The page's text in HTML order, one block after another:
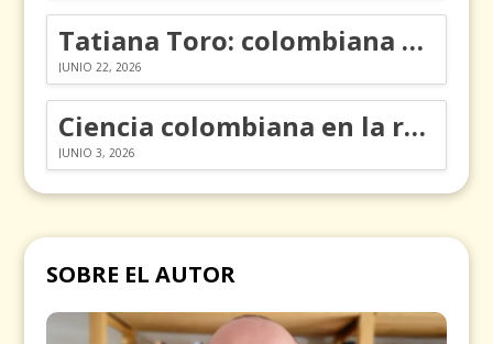
Tatiana Toro: colombiana que cambió la historia de las matemáticas
JUNIO 22, 2026
Ciencia colombiana en la revolución de los órganos en chips
JUNIO 3, 2026
SOBRE EL AUTOR